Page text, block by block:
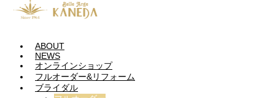
ABOUT
NEWS
オンラインショップ
フルオーダー&リフォーム
ブライダル